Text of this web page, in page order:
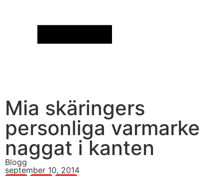
Mia skäringers
personliga varmarke
naggat i kanten
Blogg
september 10, 2014